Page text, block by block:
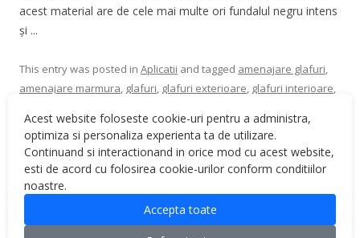
Acest website foloseste cookie-uri pentru a administra,
optimiza si personaliza experienta ta de utilizare.
Continuand si interactionand in orice mod cu acest website,
esti de acord cu folosirea cookie-urilor conform conditiilor
noastre.
Accepta toate
acest material are de cele mai multe ori fundalul negru intens
și ...
This entry was posted in Aplicatii and tagged amenajare glafuri,
amenajare marmura, glafuri, glafuri exterioare, glafuri interioare,
neagra ,modele marmura, modele marmura neagra,optiuni
marmura
piatra naturala on September 9, 2021